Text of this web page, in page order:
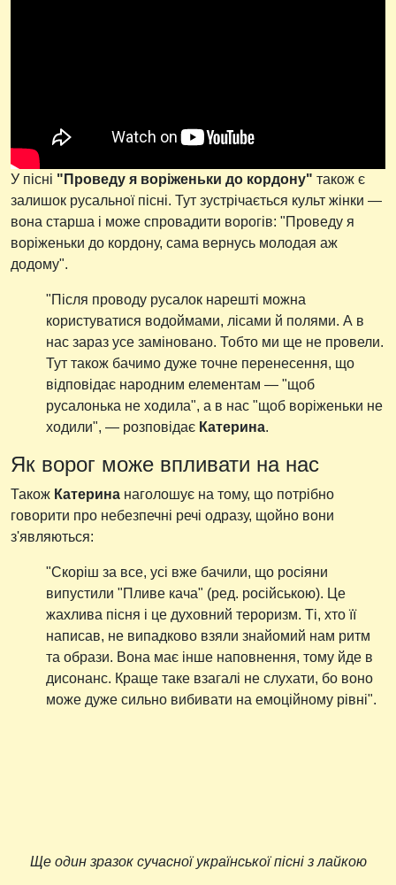
У пісні "Проведу я воріженьки до кордону" також є
залишок русальної пісні. Тут зустрічається культ жінки —
вона старша і може спровадити ворогів: "Проведу я
воріженьки до кордону, сама вернусь молодая аж
додому".
"Після проводу русалок нарешті можна
користуватися водоймами, лісами й полями. А в
нас зараз усе заміновано. Тобто ми ще не провели.
Тут також бачимо дуже точне перенесення, що
відповідає народним елементам — "щоб
русалонька не ходила", а в нас "щоб воріженьки не
ходили", — розповідає Катерина.
Як ворог може впливати на нас
Також Катерина наголошує на тому, що потрібно
говорити про небезпечні речі одразу, щойно вони
з'являються:
"Скоріш за все, усі вже бачили, що росіяни
випустили "Пливе кача" (ред. російською). Це
жахлива пісня і це духовний тероризм. Ті, хто її
написав, не випадково взяли знайомий нам ритм
та образи. Вона має інше наповнення, тому йде в
дисонанс. Краще таке взагалі не слухати, бо воно
може дуже сильно вибивати на емоційному рівні".
Ще один зразок сучасної української пісні з лайкою